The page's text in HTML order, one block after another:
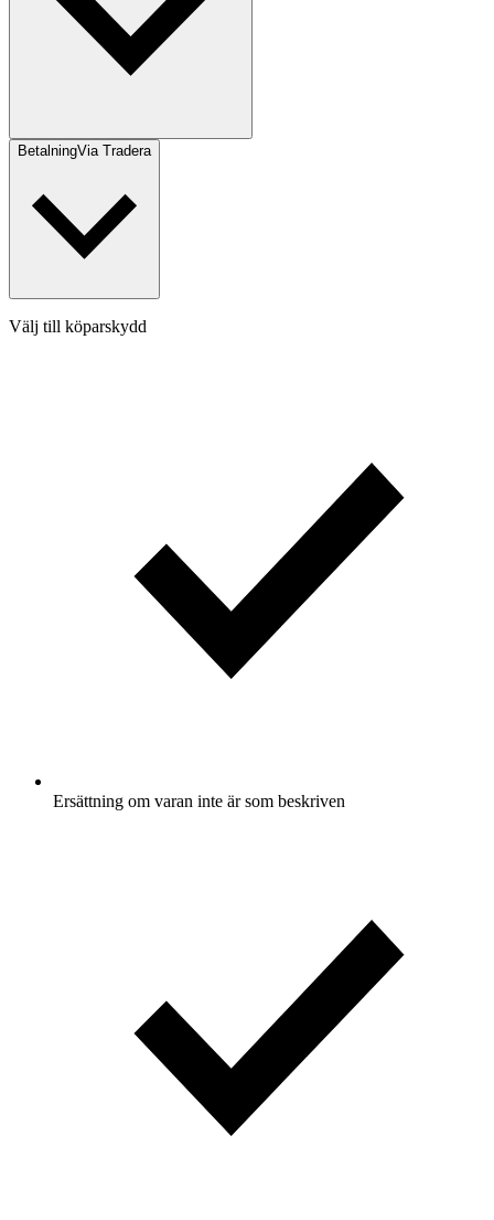
BetalningVia Tradera
Välj till köparskydd
Ersättning om varan inte är som beskriven